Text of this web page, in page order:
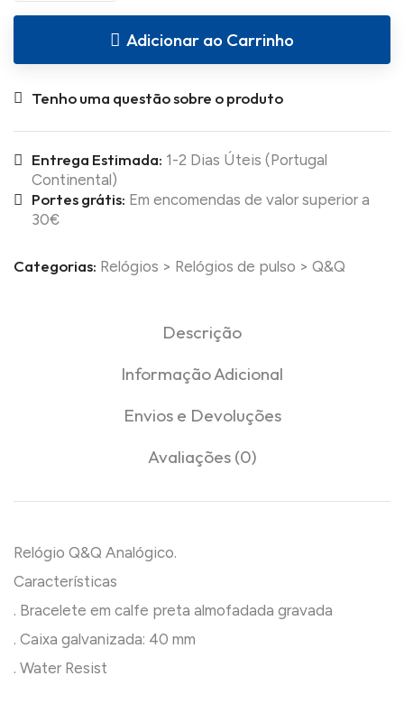
Adicionar ao Carrinho
Tenho uma questão sobre o produto
Entrega Estimada: 1-2 Dias Úteis (Portugal
Continental)
Portes grátis: Em encomendas de valor superior a
30€
Categorias: Relógios > Relógios de pulso > Q&Q
Descrição
Informação Adicional
Envios e Devoluções
Avaliações (0)
Relógio Q&Q Analógico.
Características
. Bracelete em calfe preta almofadada gravada
. Caixa galvanizada: 40 mm
. Water Resist